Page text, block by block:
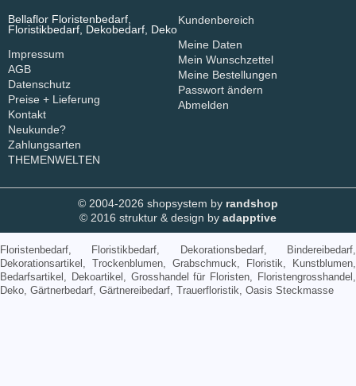
Bellaflor Floristenbedarf,
Floristikbedarf, Dekobedarf, Deko
Impressum
AGB
Datenschutz
Preise + Lieferung
Kontakt
Neukunde?
Zahlungsarten
THEMENWELTEN
Kundenbereich
Meine Daten
Mein Wunschzettel
Meine Bestellungen
Passwort ändern
Abmelden
© 2004-2026 shopsystem by randshop
© 2016 struktur & design by adapptive
Floristenbedarf, Floristikbedarf, Dekorationsbedarf, Bindereibedarf,
Dekorationsartikel, Trockenblumen, Grabschmuck, Floristik, Kunstblumen,
Bedarfsartikel, Dekoartikel, Grosshandel für Floristen, Floristengrosshandel,
Deko, Gärtnerbedarf, Gärtnereibedarf, Trauerfloristik, Oasis Steckmasse